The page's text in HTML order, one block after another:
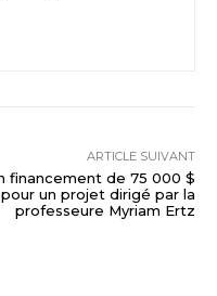
ARTICLE SUIVANT
financement de 75 000 $
pour un projet dirigé par la
professeure Myriam Ertz